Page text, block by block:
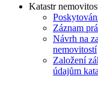
Katastr
Záznam
Návrh na
nemovitostí
Založení
údajům